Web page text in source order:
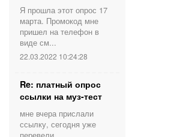
Я прошла этот опрос 17
марта. Промокод мне
пришел на телефон в
виде см...
22.03.2022 10:24:28
Re: платный опрос
ссылки на муз-тест
мне вчера прислали
ссылку, сегодня уже